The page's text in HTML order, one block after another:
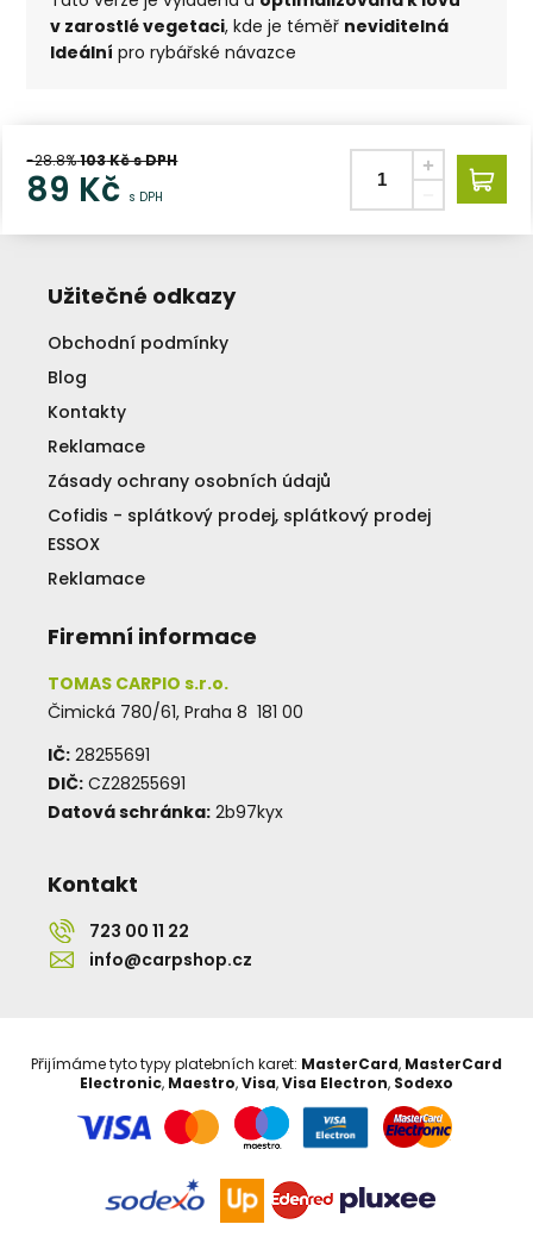
v zarostlé vegetaci, kde je téměř neviditelná
Ideální pro rybářské návazce
-28.8%103Kč s DPH
89 Kč s DPH
Užitečné odkazy
Obchodní podmínky
Blog
Kontakty
Reklamace
Zásady ochrany osobních údajů
Cofidis - splátkový prodej, splátkový prodej
ESSOX
Reklamace
Firemní informace
TOMAS CARPIO s.r.o.
Čimická 780/61, Praha 8 181 00
IČ: 28255691
DIČ: CZ28255691
Datová schránka: 2b97kyx
Kontakt
723 00 11 22
info@carpshop.cz
Přijímáme tyto typy platebních karet: MasterCard, MasterCard
Electronic, Maestro,Visa,Visa Electron, Sodexo